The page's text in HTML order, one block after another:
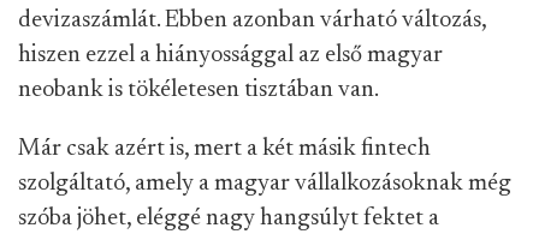
devizaszámlát. Ebben azonban várható változás,
hiszen ezzel a hiányossággal az első magyar
neobank is tökéletesen tisztában van.
Már csak azért is, mert a két másik fintech
szolgáltató, amely a magyar vállalkozásoknak még
szóba jöhet, eléggé nagy hangsúlyt fektet a